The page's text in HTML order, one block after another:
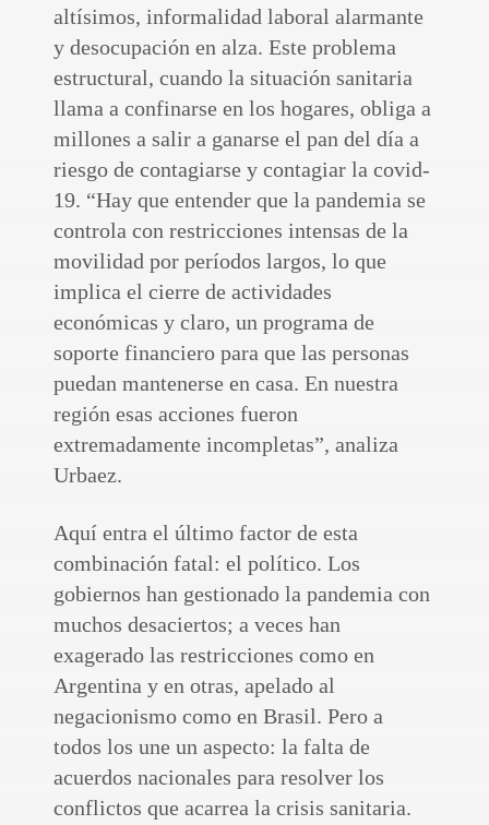
altísimos, informalidad laboral alarmante
y desocupación en alza. Este problema
estructural, cuando la situación sanitaria
llama a confinarse en los hogares, obliga a
millones a salir a ganarse el pan del día a
riesgo de contagiarse y contagiar la covid-
19. “Hay que entender que la pandemia se
controla con restricciones intensas de la
movilidad por períodos largos, lo que
implica el cierre de actividades
económicas y claro, un programa de
soporte financiero para que las personas
puedan mantenerse en casa. En nuestra
región esas acciones fueron
extremadamente incompletas”, analiza
Urbaez.
Aquí entra el último factor de esta
combinación fatal: el político. Los
gobiernos han gestionado la pandemia con
muchos desaciertos; a veces han
exagerado las restricciones como en
Argentina y en otras, apelado al
negacionismo como en Brasil. Pero a
todos los une un aspecto: la falta de
acuerdos nacionales para resolver los
conflictos que acarrea la crisis sanitaria.